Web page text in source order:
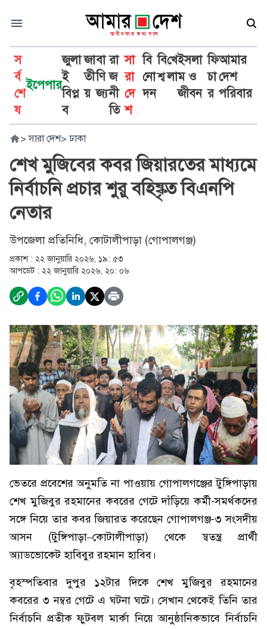
স
র্ব
শে
ষ
ইপেপার
জুলা
ই
বিপ্ল
ব
জা
তী
য়
বা
ণি
জ্য
রা
জ
নী
তি
সা
রা
দে
শ
বি
নো
দন
বি
শ্ব
খে
লা
ইসলা
ম ও
জীবন
ফি
চা
র
আমার
দেশ
পরিবার
> সারা দেশ> ঢাকা
শেখ মুজিবের কবর জিয়ারতের মাধ্যমে
নির্বাচনি প্রচার শুরু বহিষ্কৃত বিএনপি
নেতার
উপজেলা প্রতিনিধি, কোটালীপাড়া (গোপালগঞ্জ)
প্রকাশ : ২২ জানুয়ারি ২০২৬, ১৯: ৫৩
আপডেট : ২২ জানুয়ারি ২০২৬, ২০: ০৬
ভেতরে প্রবেশের অনুমতি না পাওয়ায় গোপালগঞ্জের টুঙ্গিপাড়ায়
শেখ মুজিবুর রহমানের কবরের গেটে দাঁড়িয়ে কর্মী-সমর্থকদের
সঙ্গে নিয়ে তার কবর জিয়ারত করেছেন গোপালগঞ্জ-৩ সংসদীয়
আসন (টুঙ্গিপাড়া–কোটালীপাড়া) থেকে স্বতন্ত্র প্রার্থী
অ্যাডভোকেট হাবিবুর রহমান হাবিব।
বৃহস্পতিবার দুপুর ১২টার দিকে শেখ মুজিবুর রহমানের
কবরের ৩ নম্বর গেটে এ ঘটনা ঘটে। সেখান থেকেই তিনি তার
নির্বাচনি প্রতীক ফুটবল মার্কা নিয়ে আনুষ্ঠানিকভাবে নির্বাচনি